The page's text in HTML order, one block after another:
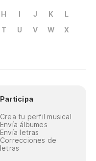
H I J K
L
T U V W
X
Participa
Crea tu perfil musical
Envía álbumes
Envía letras
Correcciones de
letras